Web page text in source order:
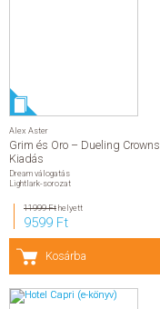
Alex Aster
Grim és Oro – Dueling Crowns
Kiadás
Dream válogatás
Lightlark-sorozat
11999 Fthelyett
9599 Ft
Kosárba